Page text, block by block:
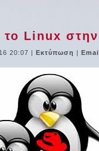
το Linux
20:07 | Εκτύπωση |